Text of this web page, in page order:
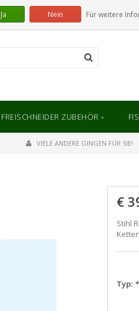
FREISCHNEIDER ZUBEHÖR
VIELE ANDERE GINGEN FÜR SIE!
€
Stihl
Typ: *
Ja Nein Für weitere